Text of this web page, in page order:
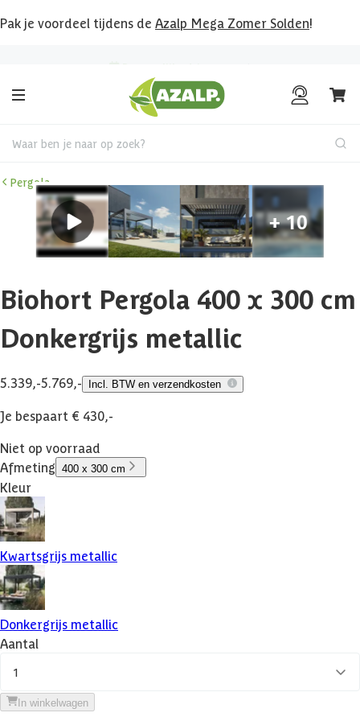
Pak je voordeel tijdens de Azalp Mega Zomer Solden!
Waar ben je naar op zoek?
Pergola
Biohort Pergola 400 x 300 cm
Donkergrijs metallic
5.339,-5.769,- Incl. BTW en verzendkosten
Je bespaart € 430,-
Niet op voorraad
Afmeting 400 x 300 cm
Kleur
Kwartsgrijs metallic
Donkergrijs metallic
Aantal
1
In winkelwagen